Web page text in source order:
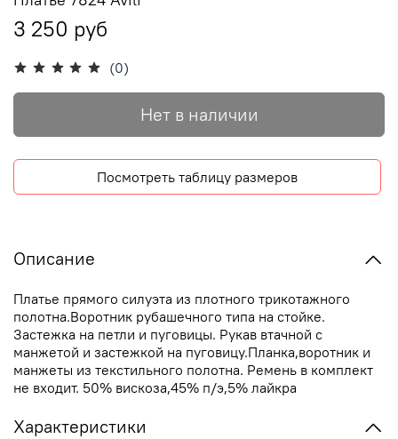
(0)
3 250 руб
Нет в наличии
Посмотреть таблицу размеров
Описание
Платье прямого силуэта из плотного трикотажного
полотна.Воротник рубашечного типа на стойке.
Застежка на петли и пуговицы. Рукав втачной с
манжетой и застежкой на пуговицу.Планка,воротник и
манжеты из текстильного полотна. Ремень в комплект
не входит. 50% вискоза,45% п/э,5% лайкра
Характеристики